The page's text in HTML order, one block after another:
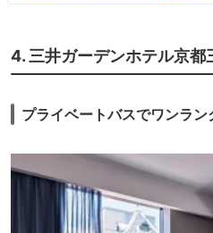
4. 三井ガーデンホテル京都
プライベートバスでワンラ